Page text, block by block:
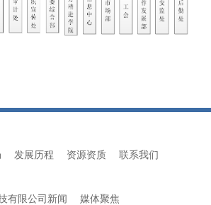
发展历程 资源资质 联系我们
有限公司新闻 媒体聚焦